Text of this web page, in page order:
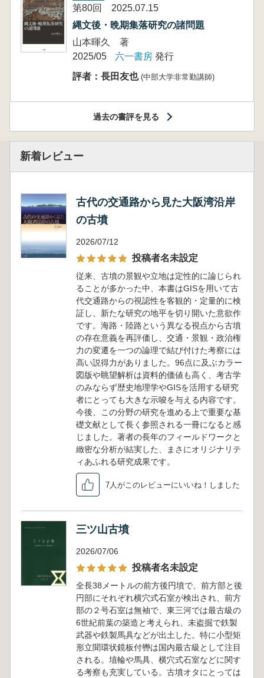
第80回 2025.07.15
縄文後・晩期集落研究の諸問題
山本暉久 著
2025/05
六一書房 発行
評者：長田友也 (中部大学非常勤講師)
過去の書評を見る
新着レビュー
古代の交通路から見た大阪湾沿岸
の古墳
2026/07/12
投稿者名未設定
従来、古墳の景観や立地は定性的に論じられ
ることが多かった中、本書はGISを用いて古
代交通路からの視認性を客観的・定量的に検
証し、新たな研究の地平を切り開いた意欲作
です。海路・陸路という異なる視点から古墳
の存在意義を再評価し、交通・景観・政治権
力の変遷を一つの論理で結び付けた考察には
高い説得力がありました。96点に及ぶカラー
図版や眺望解析は資料的価値も高く、考古学
のみならず歴史地理学やGISを活用する研究
者にとっても大きな示唆を与える内容です。
今後、この分野の研究を進める上で重要な基
礎文献として長く参照される一冊になると感
じました。著者の長年のフィールドワークと
緻密な分析が結実した、まさにオリジナリテ
ィあふれる研究成果です。
7人がこのレビューにいいね！しました
三ツ山古墳
2026/07/06
投稿者名未設定
全長38メートルの前方後円墳で、前方部と後
円部にそれぞれ横穴式石室が検出され、前方
部の２号石室は無袖で、東三河では最古級の
6世紀前葉の築造と考えられ、未盗掘で鉄製
武器や鉄製馬具などが出土した。特に小型矩
形立聞環状鏡板付轡は国内最古級として注目
される。埴輪や馬具、横穴式石室などに関す
る考察も充実している。古墳オタにとっては